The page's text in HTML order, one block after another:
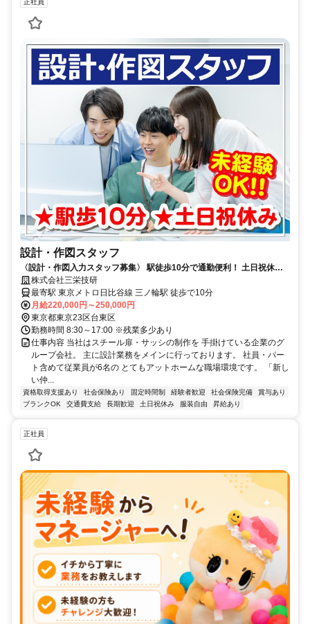
正社員
設計・作図スタッフ
〈設計・作図入力スタッフ募集〉 駅徒歩10分で通勤便利！ 土日祝休み
でプライベート充実
株式会社三栄技研
最寄駅 東京メトロ日比谷線 三ノ輪駅 徒歩で10分
月給220,000円～250,000円
東京都東京23区台東区
勤務時間 8:30～17:00 ※残業多少あり
仕事内容 当社はスチール扉・サッシの制作を 手掛けている企業のグ
ループ会社。 主に設計業務をメインに行っております。 社員・パー
ト含めて従業員が6名の とてもアットホームな職場環境です。 「新し
い仲...
資格取得支援あり 社会保険あり 固定時間制 経験者歓迎 社会保険完備
賞与あり
ブランクOK
交通費支給 長期歓迎 土日祝休み 服装自由 昇給あり
正社員